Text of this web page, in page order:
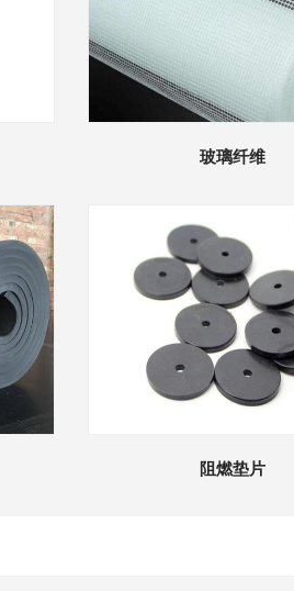
玻璃纤维
阻燃垫片